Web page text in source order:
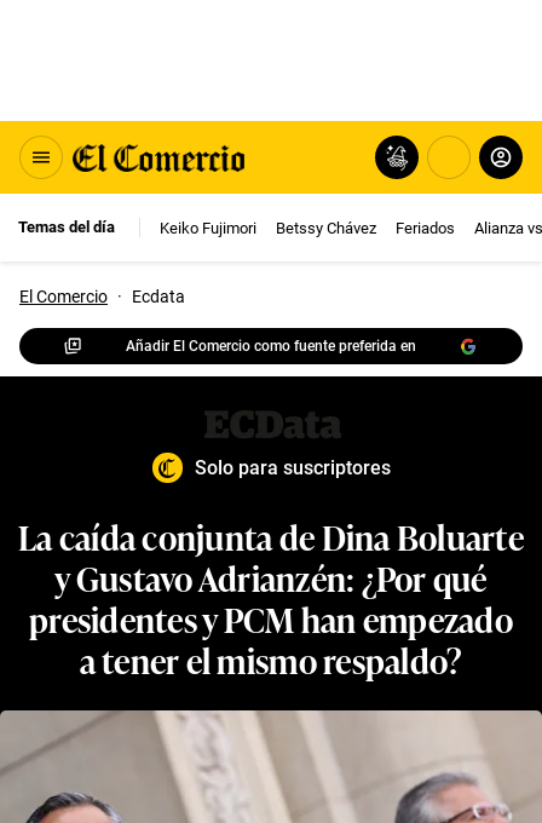
Temas del día Keiko Fujimori Betssy Chávez Feriados Alianza
El Comercio · Ecdata
Añadir El Comercio como fuente preferida en
Solo para suscriptores
La caída conjunta de Dina Boluarte
y Gustavo Adrianzén: ¿Por qué
presidentes y PCM han empezado
a tener el mismo respaldo?